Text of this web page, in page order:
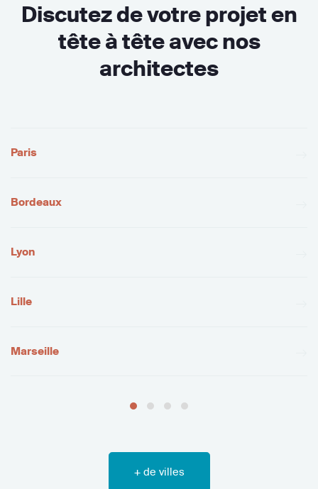
Discutez de votre projet en
tête à tête avec nos
architectes
Paris
Bordeaux
Lyon
Lille
Marseille
+ de villes